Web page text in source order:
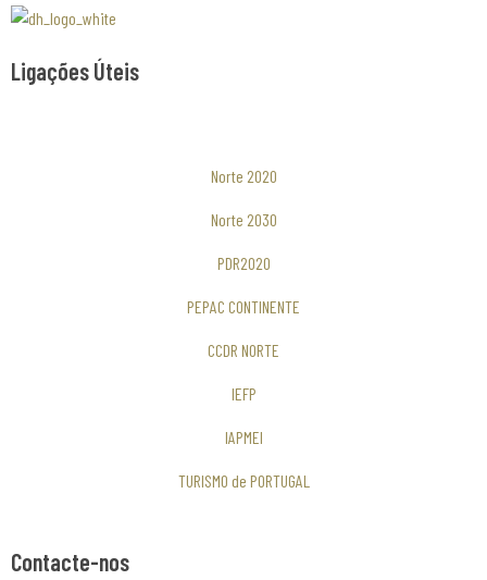
Ligações Úteis
Norte 2020
Norte 2030
PDR2020
PEPAC CONTINENTE
CCDR NORTE
IEFP
IAPMEI
TURISMO de PORTUGAL
Contacte-nos